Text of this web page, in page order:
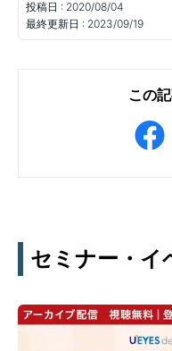
投稿日 : 2020/08/04
最終更新日 : 2023/09/19
この
セミナー・イ